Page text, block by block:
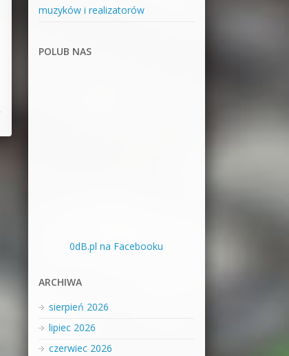
muzyków i realizatorów
POLUB NAS
0dB.pl na Facebooku
ARCHIWA
sierpień 2026
lipiec 2026
czerwiec 2026